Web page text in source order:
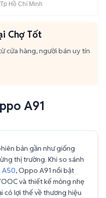
Tp Hồ Chí Minh
Chợ Tốt
cửa hàng, người bán uy tín
A91
bản gần như giống
thị trường. Khi so sánh
A50, Oppo A91 nổi bật
và thiết kế mỏng nhẹ
có lợi thế về thương hiệu